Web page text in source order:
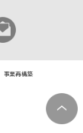
事業再構築